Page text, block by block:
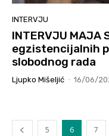
INTERVJU
INTERVJU MAJA
egzistencijalnih
slobodnog rada
Ljupko Mišeljić - 16/06/
5 6 7